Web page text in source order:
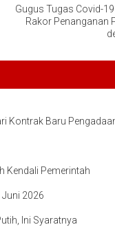
Gugus Tugas Covid-
Rakor Penanganan
Kontrak Baru
Kendali Pemerintah
2026
Ini Syaratnya